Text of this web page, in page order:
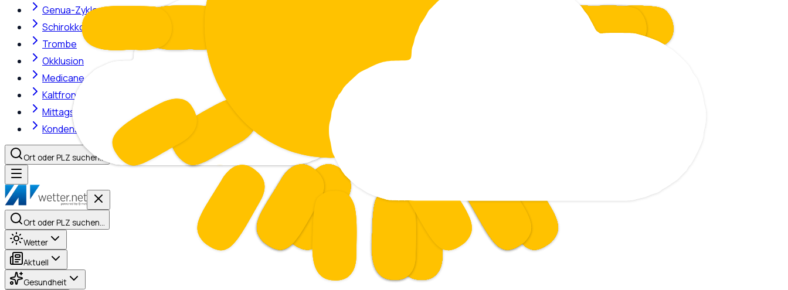
Genua-Zyklone
Schirokko
Trombe
Okklusion
Medicane
Kaltfront
Mittagshitze
Kondensstreifen
Ort oder PLZ suchen…
Ort oder PLZ suchen…
Wetter
Aktuell
Gesundheit